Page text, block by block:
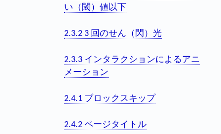
い（閾）値以下
2.3.2 3 回のせん（閃）光
2.3.3 インタラクションによるアニ
メーション
2.4.1 ブロックスキップ
2.4.2 ページタイトル